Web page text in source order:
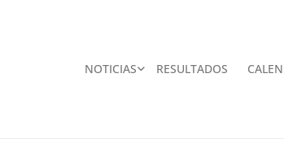
NOTICIAS RESULTADOS